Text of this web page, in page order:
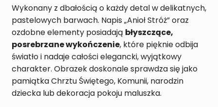
Wykonany z dbałością o każdy detal w delikatnych,
pastelowych barwach. Napis „Anioł Stróż” oraz
ozdobne elementy posiadają błyszczące,
posrebrzane wykończenie, które pięknie odbija
światło i nadaje całości elegancki, wyjątkowy
charakter. Obrazek doskonale sprawdza się jako
pamiątka Chrztu Świętego, Komunii, narodzin
dziecka lub dekoracja pokoju maluszka.